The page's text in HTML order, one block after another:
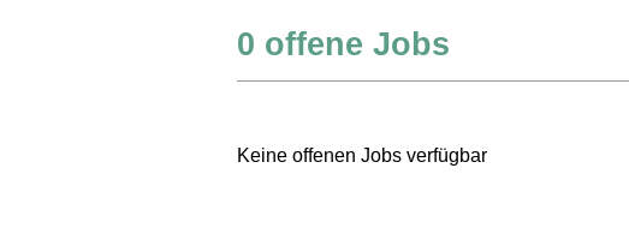
0 offene Jobs
Keine offenen Jobs verfügbar